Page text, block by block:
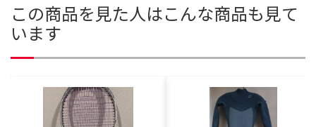
この商品を見た人はこんな商品も見て
います